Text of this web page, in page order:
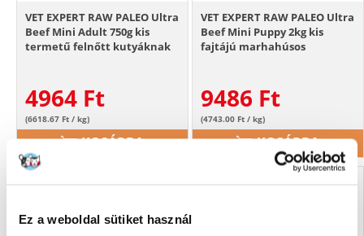
Ez a weboldal sütiket használ
VET EXPERT RAW PALEO Ultra
Beef Mini Adult 750g kis
termetű felnőtt kutyáknak
4964 Ft
(6618.67 Ft / kg)
KOSÁRBA
VET EXPERT RAW PALEO Ultra
Beef Mini Puppy 2kg kis
fajtájú marhahúsos
9486 Ft
(4743.00 Ft / kg)
KOSÁRBA